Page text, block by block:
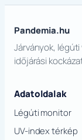
Pandemia.hu
Járványok,
időjárási
Adatoldalak
Légúti monitor
UV-index térkép